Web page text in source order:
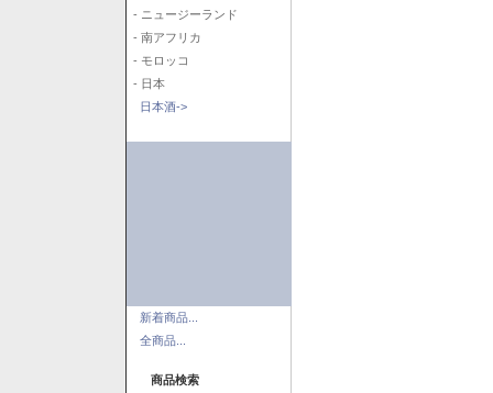
- ニュージーランド
- 南アフリカ
- モロッコ
- 日本
日本酒->
新着商品...
全商品...
商品検索